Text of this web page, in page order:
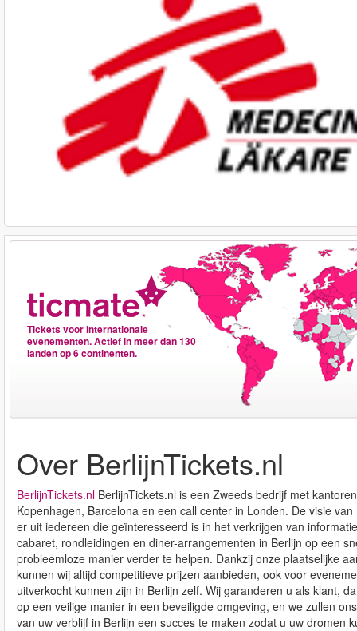
Tickets voor internationale
evenementen. Actief in meer dan 130
landen op 6 continenten.
Over BerlijnTickets.nl
BerlijnTickets.nl BerlijnTickets.nl is een Zweeds bedrijf met
Kopenhagen, Barcelona en een call center in Londen. De visie
er uit iedereen die geïnteresseerd is in het verkrijgen van
cabaret, rondleidingen en diner-arrangementen in Berlijn op een
probleemloze manier verder te helpen. Dankzij onze plaatselijke
kunnen wij altijd competitieve prijzen aanbieden, ook voor
uitverkocht kunnen zijn in Berlijn zelf. Wij garanderen u als klant,
op een veilige manier in een beveiligde omgeving, en we zullen
van uw verblijf in Berlijn een succes te maken zodat u uw dromen